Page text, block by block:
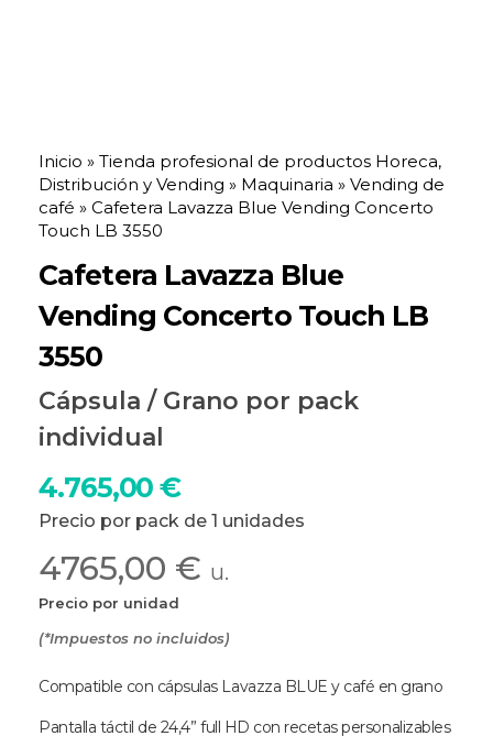
Inicio » Tienda profesional de productos Horeca,
Distribución y Vending » Maquinaria » Vending de
café » Cafetera Lavazza Blue Vending Concerto
Touch LB 3550
Cafetera Lavazza Blue
Vending Concerto Touch LB
3550
Cápsula / Grano por pack
individual
Precio por pack de 1 unidades
(*Impuestos no incluidos)
4.765,00€
Precio por unidad
Compatible con cápsulas Lavazza BLUE y café en grano
Pantalla táctil de 24,4” full HD con recetas personalizables
4765,00 € u.